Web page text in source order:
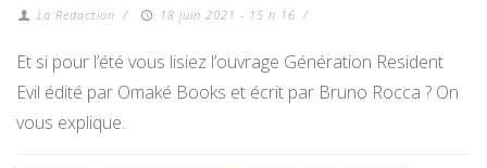
La Redaction / 18 juin 2021 - 15 h 16 /
Et si pour l’été vous lisiez l’ouvrage Génération Resident
Evil édité par Omaké Books et écrit par Bruno Rocca ? On
vous explique.